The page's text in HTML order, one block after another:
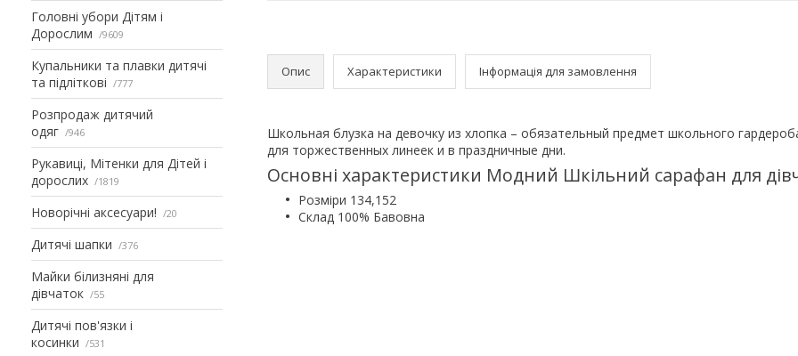
Головні убори Дітям і
Дорослим
9609
Купальники та плавки дитячі
та підліткові
777
Розпродаж дитячий
одяг
946
Рукавиці, Мітенки для Дітей і
дорослих
1819
Новорічні аксесуари! 20
Дитячі шапки 376
Майки білизняні для
дівчаток
55
Дитячі пов'язки і
косинки
531
Опис Характеристики Інформація для замовлення
Школьная блузка на девочку из хлопка – обязательный предмет школьного
для торжественных линеек и в праздничные дни.
Основні характеристики Модний Шкільний сарафан для
Розміри 134,152
Склад 100% Бавовна